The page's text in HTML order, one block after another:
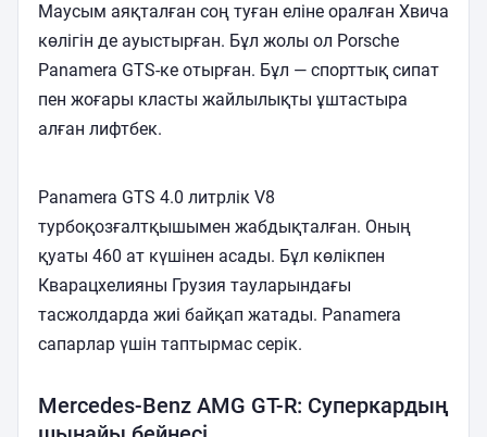
Маусым аяқталған соң туған еліне оралған Хвича
көлігін де ауыстырған. Бұл жолы ол Porsche
Panamera GTS-ке отырған. Бұл — спорттық сипат
пен жоғары класты жайлылықты ұштастыра
алған лифтбек.
Panamera GTS 4.0 литрлік V8
турбоқозғалтқышымен жабдықталған. Оның
қуаты 460 ат күшінен асады. Бұл көлікпен
Кварацхелияны Грузия тауларындағы
тасжолдарда жиі байқап жатады. Panamera
сапарлар үшін таптырмас серік.
Mercedes-Benz AMG GT-R: Суперкардың